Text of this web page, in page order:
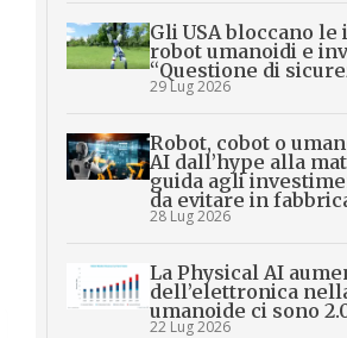
Gli USA bloccano
robot umanoidi e
“Questione di
29 Lug 2026
Robot, cobot o
AI dall’hype alla
guida agli
da evitare in
28 Lug 2026
La Physical AI
dell’elettronica
umanoide ci sono
22 Lug 2026